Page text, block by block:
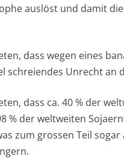
auslöst und damit
dass wegen eines
schreiendes Unrecht an
dass ca. 40 % der
% der weltweiten
zum grossen Teil